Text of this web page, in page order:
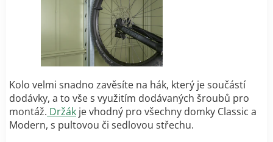
Kolo velmi snadno zavěsíte na hák, který je součástí
dodávky, a to vše s využitím dodávaných šroubů pro
montáž. Držák je vhodný pro všechny domky Classic a
Modern, s pultovou či sedlovou střechu.